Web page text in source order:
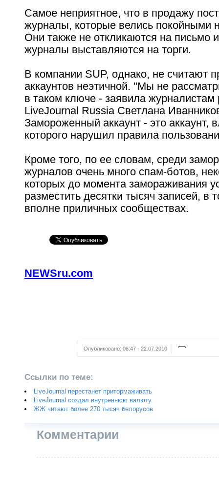
Самое неприятное, что в продажу
журналы, которые велись покойными
Они также не откликаются на письмо
журналы выставляются на торги.
В компании SUP, однако, не считают
аккаунтов неэтичной. "Мы не
в таком ключе - заявила журналистам
LiveJournal Russia Светлана
Замороженный аккаунт - это аккаунт,
которого нарушил правила
Кроме того, по ее словам, среди
журналов очень много спам-ботов,
которых до момента замораживания
разместить десятки тысяч записей, в
вполне приличных сообществах.
NEWSru.com
Опубликовано: 08:47 - 22.07.2010
Ссылки по теме:
LiveJournal перестанет притормаживать
LiveJournal создал внутреннюю валюту
ЖЖ читают более 270 тысяч белорусов
Комментарии